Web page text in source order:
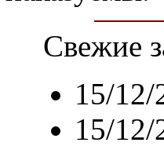
Свежие
15/12/
15/12/